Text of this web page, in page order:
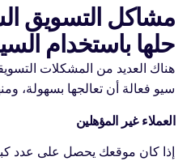
مشاكل التسويق
حلها باستخدام
هناك العديد من المشكلات
سيو فعالة أن تعالجها بسهولة،
العملاء غير المؤهلين
إذا كان موقعك يحصل على عدد